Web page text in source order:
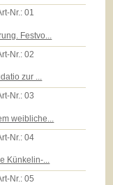
Nr.:01
Festvo...
Nr.:02
zur ...
Nr.:03
weibliche...
Nr.:04
Künkelin-...
Nr.:05